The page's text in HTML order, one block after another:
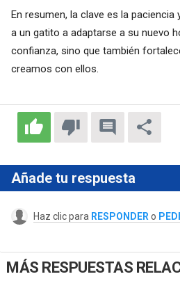
En resumen, la clave es la
a un gatito a adaptarse a su nuevo
confianza, sino que también
creamos con ellos.
Añade tu respuesta
Haz clic para RESPONDER o
MÁS RESPUESTAS